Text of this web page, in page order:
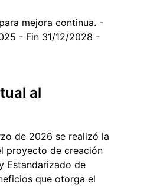
mejora continua. -
- Fin 31/12/2028 -
al
de 2026 se realizó la
proyecto de creación
Estandarizado de
que otorga el